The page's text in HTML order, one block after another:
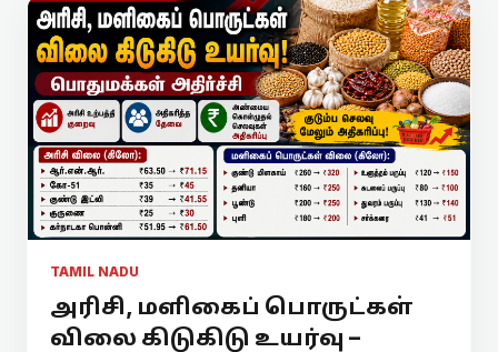
TAMIL NADU
அரிசி, மளிகைப் பொருட்கள்
விலை கிடுகிடு உயர்வு –